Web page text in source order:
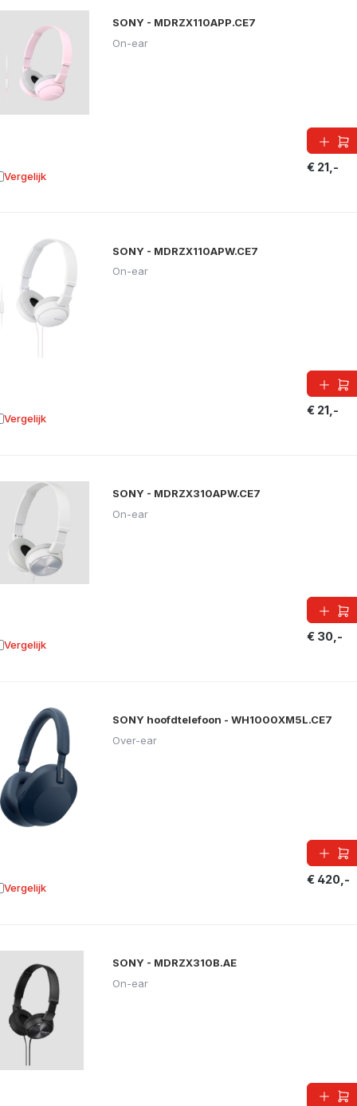
SONY - MDRZX110APP.CE7
On-ear
€ 21,-
Vergelijk aan vergelijking
SONY - MDRZX110APW.CE7
On-ear
€ 21,-
Vergelijk aan vergelijking
SONY - MDRZX310APW.CE7
On-ear
€ 30,-
Vergelijk aan vergelijking
SONY hoofdtelefoon - WH1000XM5L.CE7
Over-ear
€ 420,-
Vergelijk aan vergelijking
SONY - MDRZX310B.AE
On-ear